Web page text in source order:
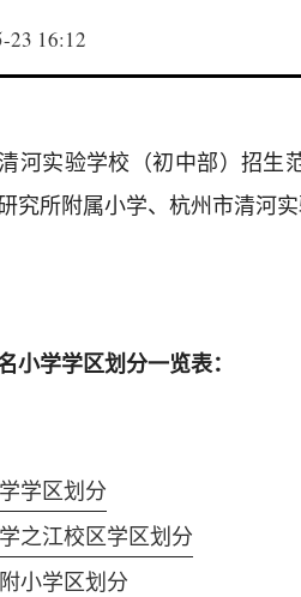
23 16:12
河实验学校（初中部）招生
究所附属小学、杭州市清河
小学学区划分一览表：
学区划分
之江校区学区划分
小学区划分